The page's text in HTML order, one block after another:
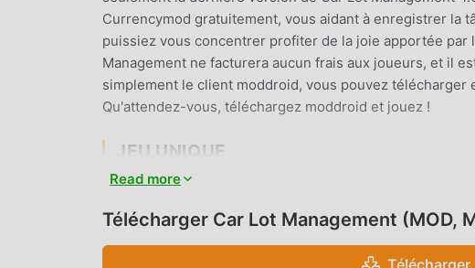
Currencymod gratuitement, vous aidant à enregistrer la
puissiez vous concentrer profiter de la joie apportée
Management ne facturera aucun frais aux joueurs, et il
simplement le client moddroid, vous pouvez télécharger
Qu'attendez-vous, téléchargez moddroid et jouez !
JEU UNIQUE
Car Lot Management En tant que jeu simulation
nombre de fans à travers le monde. Contrairement aux
vous n'avez qu'à suivre le didacticiel novice, vous
apportée par les jeux classiques simulation Car Lot
Read more
Télécharger Car Lot Management (MOD,
Télécharger